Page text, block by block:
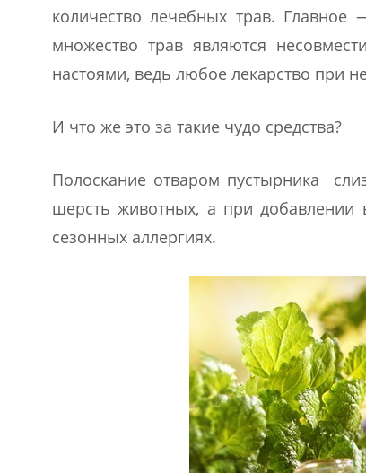
количество лечебных трав.
множество трав являются
настоями, ведь любое лекарство при
И что же это за такие чудо средства?
Полоскание отваром пустырника
шерсть животных, а при добавлении
сезонных аллергиях.